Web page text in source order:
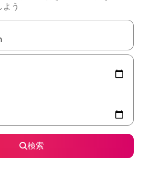
う
ら、上下の矢印キーを使って移動するか
検索